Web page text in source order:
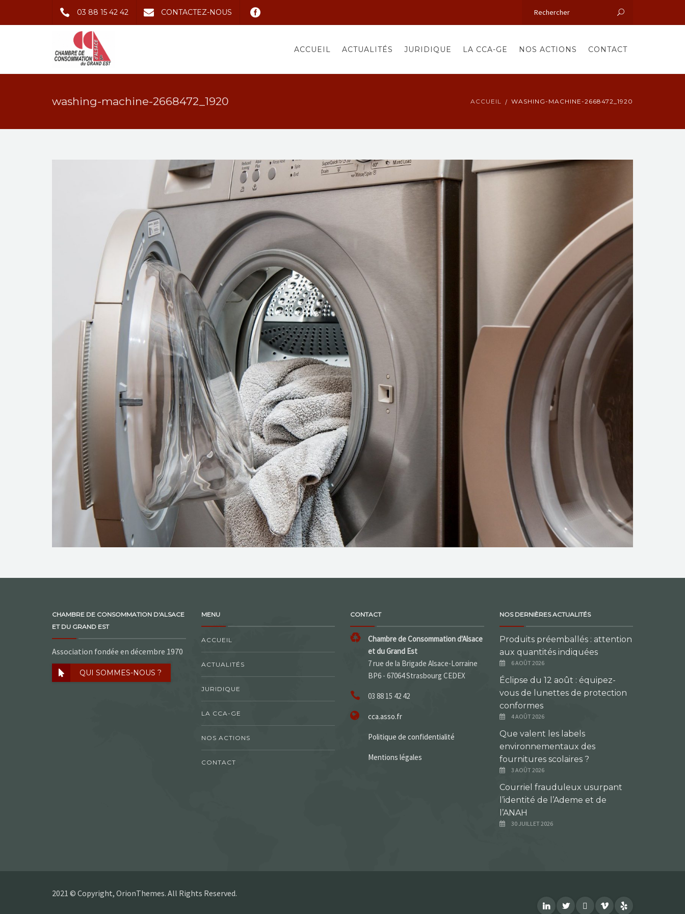
03 88 15 42 42 CONTACTEZ-NOUS
ACCUEIL ACTUALITÉS JURIDIQUE LA CCA-GE NOS ACTIONS CONTACT
washing-machine-2668472_1920 ACCUEIL WASHING-MACHINE-2668472_1920
CHAMBRE DE CONSOMMATION D'ALSACE
ET DU GRAND EST
Association fondée en décembre 1970
QUI SOMMES-NOUS ?
MENU
ACCUEIL
ACTUALITÉS
JURIDIQUE
LA CCA-GE
NOS ACTIONS
CONTACT
CONTACT
Chambre de Consommation d'Alsace
et du Grand Est
7 rue de la Brigade Alsace-Lorraine
BP6 - 67064 Strasbourg CEDEX
03 88 15 42 42
cca.asso.fr
Politique de confidentialité
Mentions légales
NOS DERNIÈRES ACTUALITÉS
Produits préemballés : attention
aux quantités indiquées
6 AOÛT 2026
Éclipse du 12 août : équipez-
vous de lunettes de protection
conformes
4 AOÛT 2026
Que valent les labels
environnementaux des
fournitures scolaires ?
3 AOÛT 2026
Courriel frauduleux usurpant
l’identité de l’Ademe et de
l’ANAH
30 JUILLET 2026
2021 © Copyright, OrionThemes. All Rights Reserved.